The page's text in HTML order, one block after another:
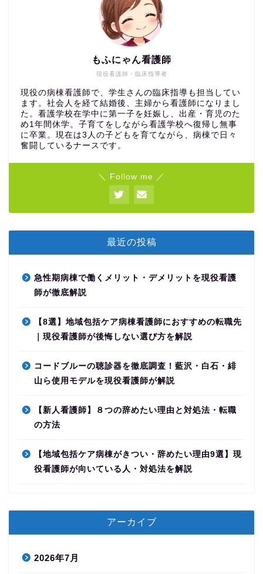
現役看護師・臨床指導者
もふにゃん看護師
現役の病棟看護師で、学生さんの臨床指導も担当してい
ます。社会人を経て結婚後、主婦から看護師になりまし
た。看護学校在学中に第一子を妊娠し、出産・育児のた
め1年間休学。子育てをしながら看護学校へ復帰し無事
に卒業。現在は3人の子どもを育てながら、病棟で日々
奮闘しているナースです。
＼ Follow me ／
最近の投稿
急性期病棟で働くメリット・デメリットを現役看護
師が徹底解説
【8選】地域包括ケア病棟看護師におすすめの転職先
｜現役看護師が後悔しない選び方を解説
コードブルーの聴診器を徹底調査！藍沢・白石・緋
山ら使用モデルを現役看護師が解説
【新人看護師】８つの辞めたい理由と対処法・転職
の方法
【地域包括ケア病棟がきつい・辞めたい理由9選】現
役看護師が向いている人・対処法を解説
アーカイブ
2026年7月